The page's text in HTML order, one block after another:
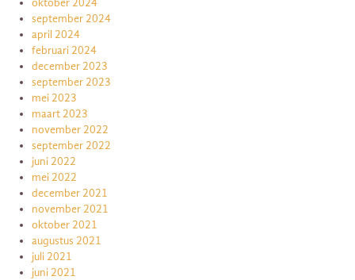
oktober 2024
september 2024
april 2024
februari 2024
december 2023
september 2023
mei 2023
maart 2023
november 2022
september 2022
juni 2022
mei 2022
december 2021
november 2021
oktober 2021
augustus 2021
juli 2021
juni 2021